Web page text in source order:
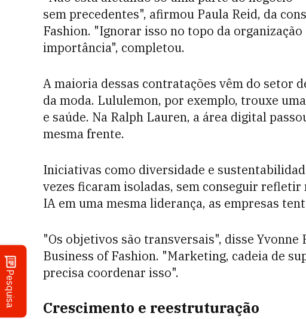
Pesquisa
sem precedentes", afirmou Paula Reid, da
Fashion. "Ignorar isso no topo da
importância", completou.
A maioria dessas contratações vêm do setor
da moda. Lululemon, por exemplo, trouxe
e saúde. Na Ralph Lauren, a área digital
mesma frente.
Iniciativas como diversidade e
vezes ficaram isoladas, sem conseguir
IA em uma mesma liderança, as empresas
"Os objetivos são transversais", disse Yvonne
Business of Fashion. "Marketing, cadeia de
precisa coordenar isso".
Crescimento e reestruturação